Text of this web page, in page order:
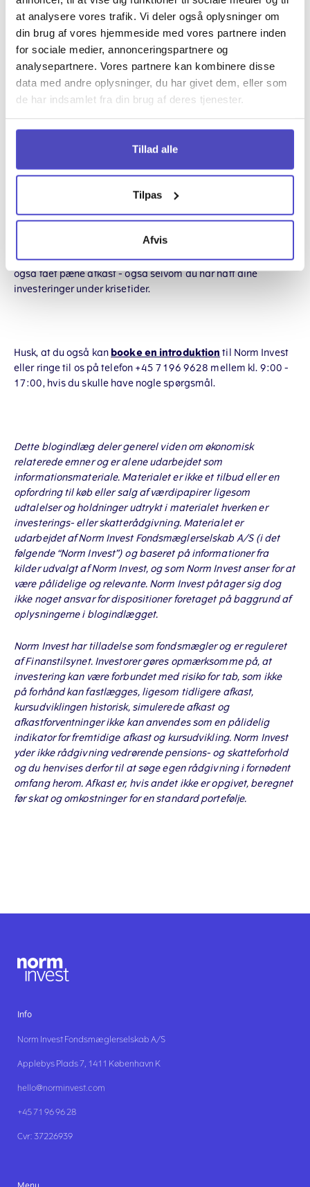
at analysere vores trafik. Vi deler også oplysninger om
din brug af vores hjemmeside med vores partnere inden
for sociale medier, annonceringspartnere og
analysepartnere. Vores partnere kan kombinere disse
data med andre oplysninger, du har givet dem, eller som
de har indsamlet fra din brug af deres tjenester.
Tillad alle
Tilpas
Afvis
Grafen nedenfor viser risikoprofil 10's standardportefølje fra
starten af januar 1999 t.o.m marts 2024:
IT-kriseni starten af 00'erne, derefter
finanskrisenogcoronakrisen. Senest harkrigen i Ukraine
aktie- såvel som obligationsmarkederne. Som langsigtet
investor har du dog altid oplevet nye kurshøjder og dermed
også fået pæne afkast - også selvom du har haft dine
investeringer under krisetider.
Husk, at du også kan booke en introduktion til Norm Invest
eller ringe til os på telefon +45 7196 9628 mellem kl. 9:00 -
17:00, hvis du skulle have nogle spørgsmål.
Dette blogindlæg deler generel viden om økonomisk
relaterede emner og er alene udarbejdet som
informationsmateriale. Materialet er ikke et tilbud eller en
opfordring til køb eller salg af værdipapirer ligesom
udtalelser og holdninger udtrykt i materialet hverken er
investerings- eller skatterådgivning. Materialet er
udarbejdet af Norm Invest Fondsmæglerselskab A/S (i det
følgende “Norm Invest”) og baseret på informationer fra
kilder udvalgt af Norm Invest, og som Norm Invest anser for at
være pålidelige og relevante. Norm Invest påtager sig dog
ikke noget ansvar for dispositioner foretaget på baggrund af
oplysningerne i blogindlægget.
Norm Invest har tilladelse som fondsmægler og er reguleret
af Finanstilsynet. Investorer gøres opmærksomme på, at
investering kan være forbundet med risiko for tab, som ikke
på forhånd kan fastlægges, ligesom tidligere afkast,
kursudviklingen historisk, simulerede afkast og
afkastforventninger ikke kan anvendes som en pålidelig
indikator for fremtidige afkast og kursudvikling. Norm Invest
yder ikke rådgivning vedrørende pensions- og skatteforhold
og du henvises derfor til at søge egen rådgivning i fornødent
omfang herom. Afkast er, hvis andet ikke er opgivet, beregnet
før skat og omkostninger for en standard portefølje.
Info
Norm Invest Fondsmæglerselskab A/S
Applebys Plads 7, 1411 København K
hello@norminvest.com
+45 71 96 96 28
Cvr: 37226939